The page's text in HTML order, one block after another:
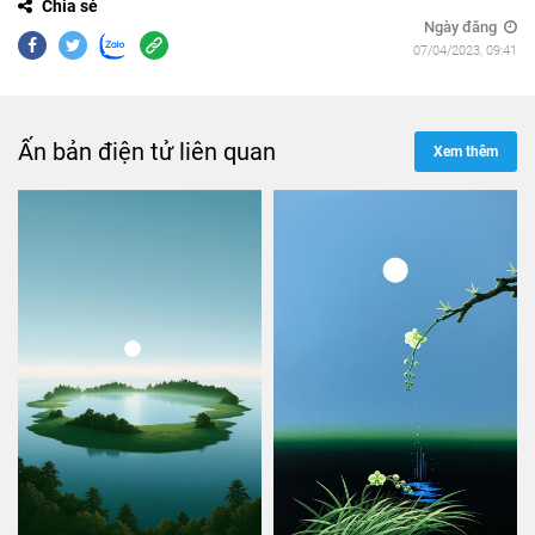
Chia sẻ
Ngày đăng
07/04/2023, 09:41
Ấn bản điện tử liên quan Xem thêm